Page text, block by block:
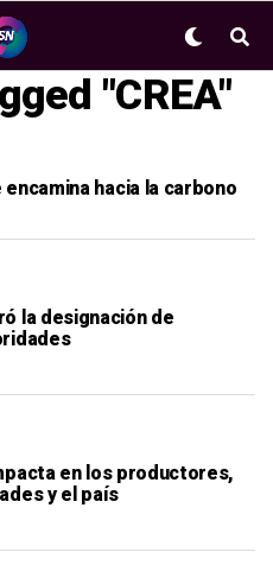
"CREA"
hacia la carbono
la designación de
en los productores,
y el país